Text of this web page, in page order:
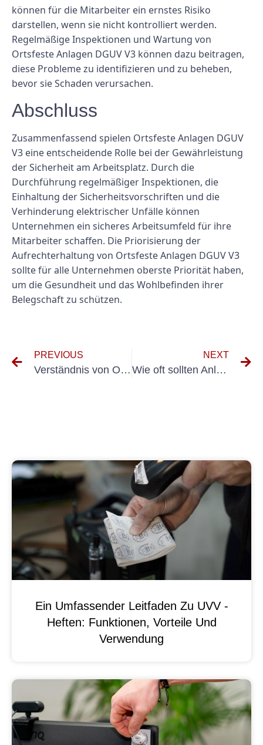
können für die Mitarbeiter ein ernstes Risiko
darstellen, wenn sie nicht kontrolliert werden.
Regelmäßige Inspektionen und Wartung von
Ortsfeste Anlagen DGUV V3 können dazu beitragen,
diese Probleme zu identifizieren und zu beheben,
bevor sie Schaden verursachen.
Abschluss
Zusammenfassend spielen Ortsfeste Anlagen DGUV
V3 eine entscheidende Rolle bei der Gewährleistung
der Sicherheit am Arbeitsplatz. Durch die
Durchführung regelmäßiger Inspektionen, die
Einhaltung der Sicherheitsvorschriften und die
Verhinderung elektrischer Unfälle können
Unternehmen ein sicheres Arbeitsumfeld für ihre
Mitarbeiter schaffen. Die Priorisierung der
Aufrechterhaltung von Ortsfeste Anlagen DGUV V3
sollte für alle Unternehmen oberste Priorität haben,
um die Gesundheit und das Wohlbefinden ihrer
Belegschaft zu schützen.
PREVIOUS
Verständnis von Ortsfeste Anlage: Was Sie wissen müssen
NEXT
Wie oft sollten Anlagevermögen inspiziert werden? Ein Leitfaden für Ortsfeste Anlagen Holzen
Ein Umfassender Leitfaden Zu UVV -
Heften: Funktionen, Vorteile Und
Verwendung